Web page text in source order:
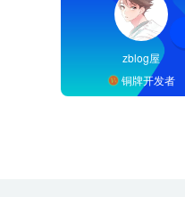
zblog屋
铜牌开发者